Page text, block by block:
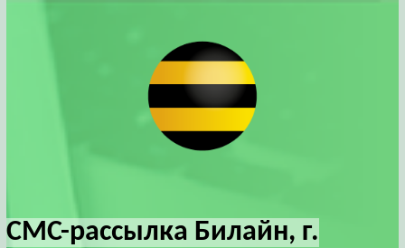
СМС-рассылка Билайн, г.